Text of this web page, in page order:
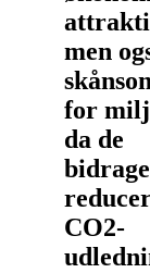
men
for
da de
CO2-